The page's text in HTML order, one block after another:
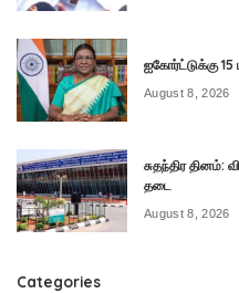
ஐகோர்ட்டுக்கு 15
August 8, 2026
சுதந்திர தினம்:
தடை
August 8, 2026
Categories